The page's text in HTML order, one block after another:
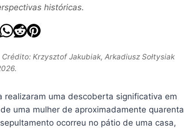
históricas.
Krzysztof Jakubiak, Arkadiusz Sołtysiak
uma descoberta significativa em
uma mulher de aproximadamente quarenta
ocorreu no pátio de uma casa,